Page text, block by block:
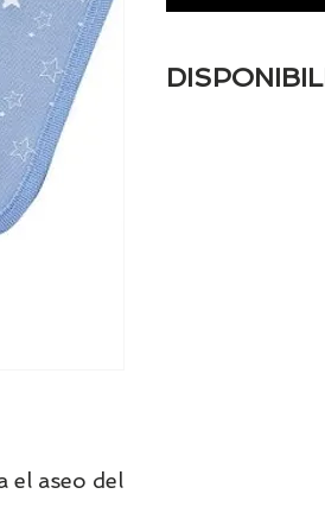
el aseo del